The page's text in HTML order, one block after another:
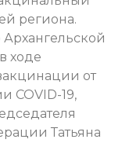
региона.
ходе
от
COVID-19,
Татьяна